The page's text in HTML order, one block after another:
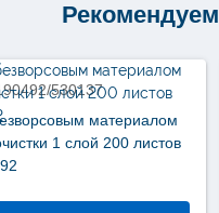
Рекомендуем
530137
материалом
1 слой 200 листов